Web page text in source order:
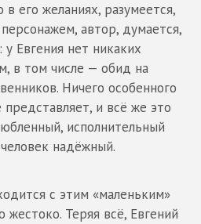
в его желаниях, разумеется,
автор, думается,
Евгения нет никаких
в том числе — обид на
Ничего особенного
представляет, и всё же это
исполнительный
надёжный.
с этим «маленьким»
Теряя всё, Евгений